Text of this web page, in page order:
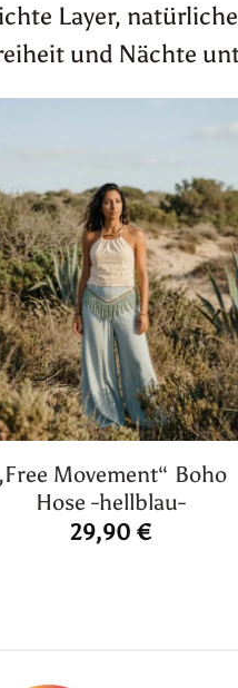
Layer,
und Nächte
Movement“ Boho
Hose -hellblau-
29,90 €